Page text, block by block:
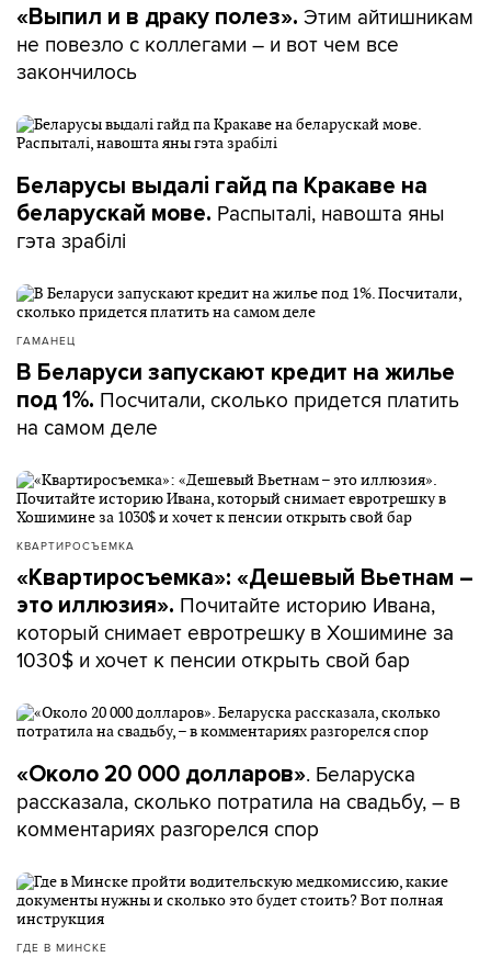
«Выпил и в драку полез». Этим айтишникам
не повезло с коллегами – и вот чем все
закончилось
Беларусы выдалі гайд па Кракаве на
беларускай мове. Распыталі, навошта яны
гэта зрабілі
ГАМАНЕЦ
В Беларуси запускают кредит на жилье
под 1%. Посчитали, сколько придется платить
на самом деле
КВАРТИРОСЪЕМКА
«Квартиросъемка»: «Дешевый Вьетнам –
это иллюзия». Почитайте историю Ивана,
который снимает евротрешку в Хошимине за
1030$ и хочет к пенсии открыть свой бар
«Около 20 000 долларов». Беларуска
рассказала, сколько потратила на свадьбу, – в
комментариях разгорелся спор
ГДЕ В МИНСКЕ